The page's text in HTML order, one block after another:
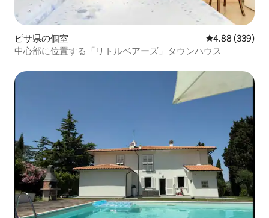
ピサ県の個室 レビュー339
4.88 (339)
中心部に位置する「リトルベアーズ」タウンハウス